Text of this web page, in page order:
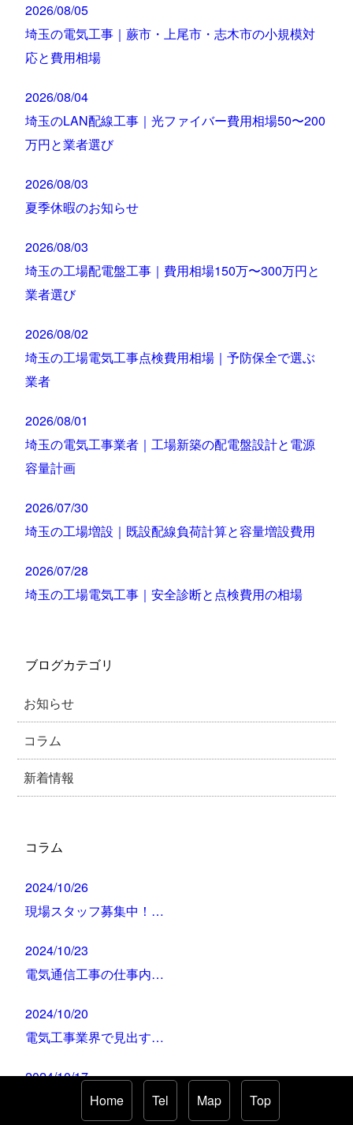
2026/08/05
埼玉の電気工事｜蕨市・上尾市・志木市の小規模対
応と費用相場
2026/08/04
埼玉のLAN配線工事｜光ファイバー費用相場50〜200
万円と業者選び
2026/08/03
夏季休暇のお知らせ
2026/08/03
埼玉の工場配電盤工事｜費用相場150万〜300万円と
業者選び
2026/08/02
埼玉の工場電気工事点検費用相場｜予防保全で選ぶ
業者
2026/08/01
埼玉の電気工事業者｜工場新築の配電盤設計と電源
容量計画
2026/07/30
埼玉の工場増設｜既設配線負荷計算と容量増設費用
2026/07/28
埼玉の工場電気工事｜安全診断と点検費用の相場
ブログカテゴリ
お知らせ
コラム
新着情報
コラム
2024/10/26
現場スタッフ募集中！…
2024/10/23
電気通信工事の仕事内…
2024/10/20
電気工事業界で見出す…
2024/10/17
サンコウ電設有限会社…
Home Tel Map Top